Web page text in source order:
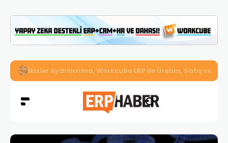
İkizler Aydınlatma, Workcube ERP ile Üretim, Satış ve